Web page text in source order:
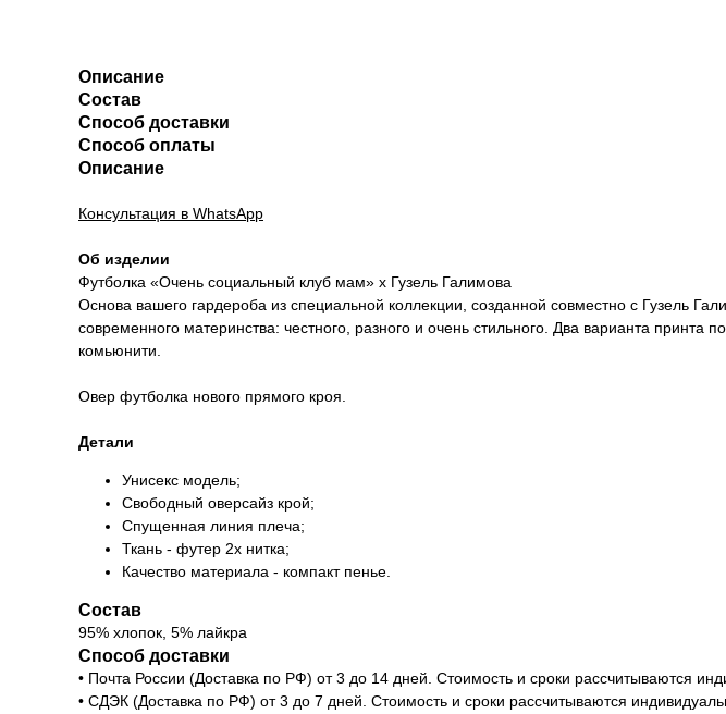
Описание
Состав
Способ доставки
Способ оплаты
Описание
Консультация в WhatsApp
Об изделии
Футболка «Очень социальный клуб мам» x Гузель Галимова
Основа вашего гардероба из специальной коллекции, созданной совместно с Гузель
современного материнства: честного, разного и очень стильного. Два варианта принта
комьюнити.
Овер футболка нового прямого кроя.
Детали
Унисекс модель;
Свободный оверсайз крой;
Спущенная линия плеча;
Ткань - футер 2х нитка;
Качество материала - компакт пенье.
Состав
95% хлопок, 5% лайкра
Способ доставки
• Почта России (Доставка по РФ) от 3 до 14 дней. Стоимость и сроки рассчитываются
• СДЭК (Доставка по РФ) от 3 до 7 дней. Стоимость и сроки рассчитываются